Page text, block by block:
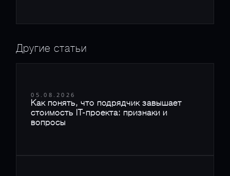
Другие статьи
05.08.2026
Как понять, что подрядчик завышает
стоимость IT-проекта: признаки и
вопросы